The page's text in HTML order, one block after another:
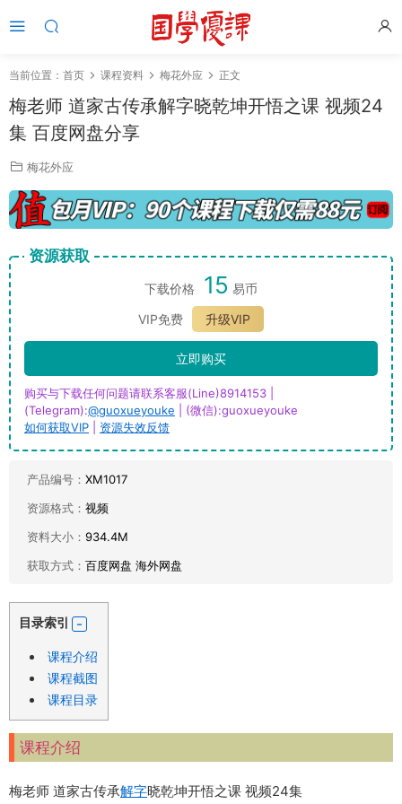
当前位置： 首页 课程资料 梅花外应 正文
梅老师 道家古传承解字晓乾坤开悟之课 视频24
集 百度网盘分享
梅花外应
资源获取
下载价格 15 易币
VIP免费
升级VIP
立即购买
购买与下载任何问题请联系客服(Line)8914153 |
(Telegram):@guoxueyouke | (微信):guoxueyouke
如何获取VIP
资源失效反馈
产品编号： XM1017
资源格式： 视频
资料大小： 934.4M
获取方式： 百度网盘 海外网盘
目录索引
课程介绍
课程截图
课程目录
课程介绍
梅老师 道家古传承解字晓乾坤开悟之课 视频24集